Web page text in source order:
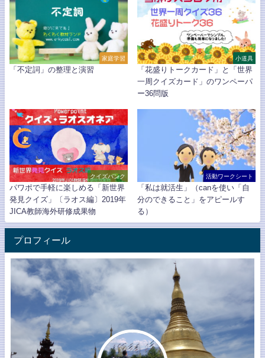
家庭学習
「不定詞」の整理と演習
小道具
「花盛りトークカード」と「世界
一周クイズカード」のワンペーパ
ー36問版
クイズバンク
パワポで手軽に楽しめる「新世界
発見クイズ」〔ラオス編〕2019年
JICA教師海外研修成果物
活動ワークシート
「私は就活生」（canを使い「自
分のできること」をアピールす
る）
プロフィール